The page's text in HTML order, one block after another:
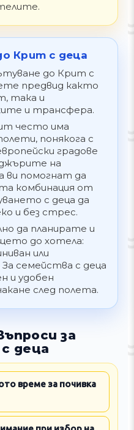
Крит с деца
до Крит с
предвид както
така и
и трансфера.
често има
понякога с
градове
на
ви помогнат да
комбинация от
с деца да
и без стрес.
да планирате и
до хотела:
или
семейства с деца
и удобен
след полета.
за
деца
време за почивка